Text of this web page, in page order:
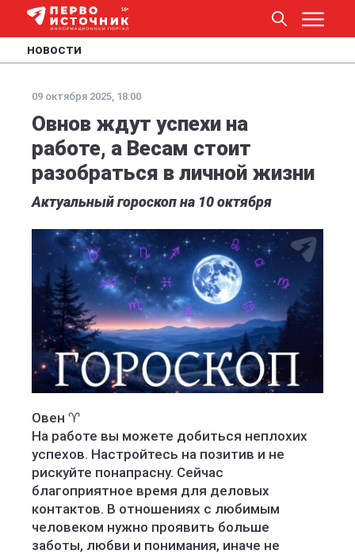
НОВОСТИ
09 октября 2025, 18:00
Овнов ждут успехи на
работе, а Весам стоит
разобраться в личной жизни
Актуальный гороскоп на 10 октября
Овен ♈️
На работе вы можете добиться неплохих
успехов. Настройтесь на позитив и не
рискуйте понапрасну. Сейчас
благоприятное время для деловых
контактов. В отношениях с любимым
человеком нужно проявить больше
заботы, любви и понимания, иначе не